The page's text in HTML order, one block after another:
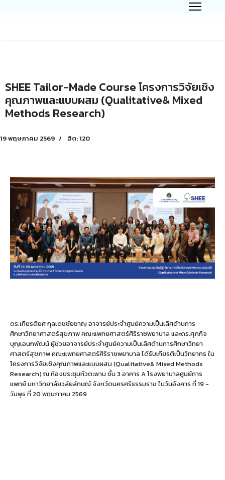
SHEE Tailor-Made Course โครงการวิจัยเชิง
คุณภาพและแบบผสม (Qualitative& Mixed
Methods Research)
19 พฤษภาคม 2569 ฮิต: 120
ดร.เกียรติยศ กุลเดชชัยชาญ อาจารย์ประจำศูนย์ความเป็นเลิศด้านการ
ศึกษาวิทยาศาสตร์สุขภาพ คณะแพทยศาสตร์ศิริราชพยาบาล และดร.ศุภกิจ
บุญเอนกพัฒน์ ผู้ช่วยอาจารย์ประจำศูนย์ความเป็นเลิศด้านการศึกษาวิทยา
ศาสตร์สุขภาพ คณะแพทยศาสตร์ศิริราชพยาบาล ได้รับเกียรติเป็นวิทยากร ใน
โครงการวิจัยเชิงคุณภาพและแบบผสม (Qualitative& Mixed Methods
Research) ณ ห้องประชุมหัวตะพาน ชั้น 3 อาคาร A โรงพยาบาลศูนย์การ
แพทย์ มหาวิทยาลัยวลัยลักษณ์ จังหวัดนครศรีธรรมราช ในวันอังคาร ที่ 19 -
วันพุธ ที่ 20 พฤษภาคม 2569